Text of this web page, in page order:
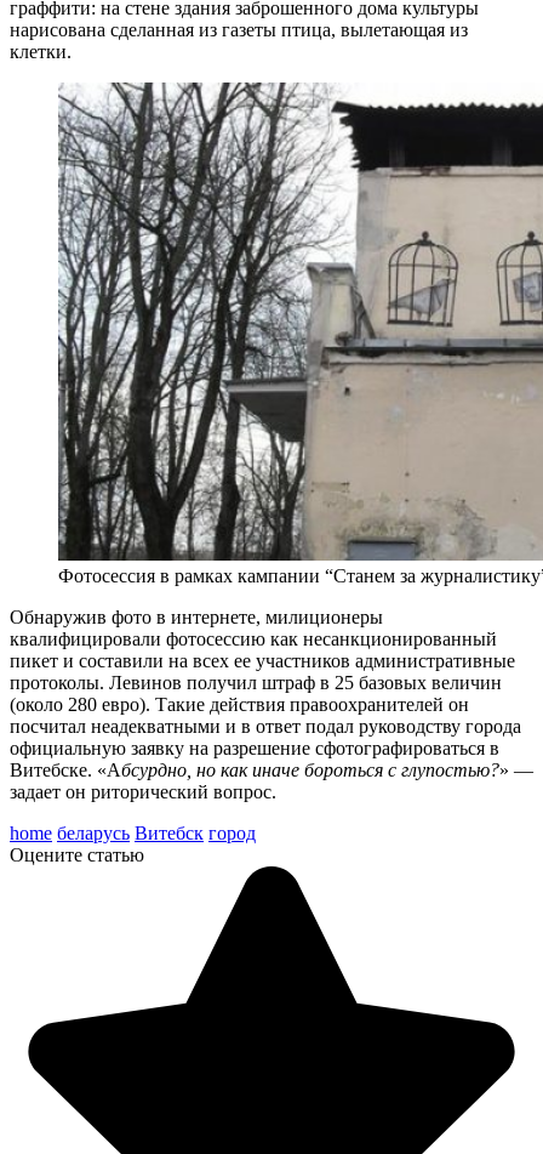
граффити: на стене здания заброшенного дома культуры
нарисована сделанная из газеты птица, вылетающая из
клетки.
Фотосессия в рамках кампании “Станем за
Обнаружив фото в интернете, милиционеры
квалифицировали фотосессию как несанкционированный
пикет и составили на всех ее участников административные
протоколы. Левинов получил штраф в 25 базовых величин
(около 280 евро). Такие действия правоохранителей он
посчитал неадекватными и в ответ подал руководству города
официальную заявку на разрешение сфотографироваться в
Витебске. «Абсурдно, но как иначе бороться с глупостью?» —
задает он риторический вопрос.
home беларусь Витебск город
Оцените статью